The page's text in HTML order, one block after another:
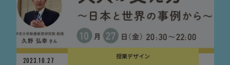
2023.10.27
授業デザイン